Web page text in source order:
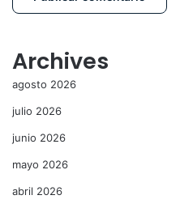
Archives
agosto 2026
julio 2026
junio 2026
mayo 2026
abril 2026